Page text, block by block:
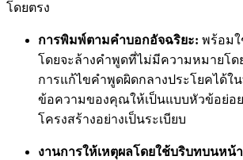
โดยตรง
การพิมพ์ตามคำบอกอัจฉริยะ: พร้อมใ
โดยจะล้างคำพูดที่ไม่มีความหมายโด
การแก้ไขคำพูดผิดกลางประโยคได้ใ
ข้อความของคุณให้เป็นแบบหัวข้อย่อ
โครงสร้างอย่างเป็นระเบียบ
งานการให้เหตุผลโดยใช้บริบทบนหน้